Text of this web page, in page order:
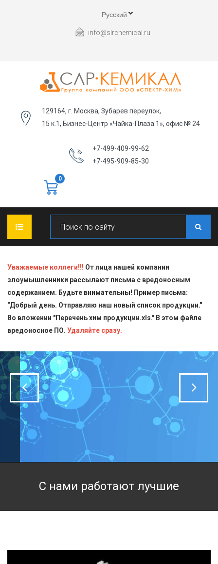
Русский
info@slrchemical.ru
129164, г. Москва, Зубарев переулок,
15 к.1, Бизнес-Центр «Чайка-Плаза 1», офис № 24
+7-499-409-99-62
+7-495-909-85-30
0
О КОМПАНИИ
ПРОДУКЦИЯ
Блескообразующие добавки
Индикаторы
Кислоты
Пищевая химия для производств
Стандарт-титры
Техническая химия
СТАТЬИ
ДОСТАВКА
СЕРТИФИКАТЫ
КОНТАКТЫ
Уважаемые коллеги!!! От лица нашей компании
злоумышленники рассылают письма с вредоносным
содержанием. Будьте внимательны! Пример письма:
"Добрый день. Отправляю наш новый список продукции."
Во вложении "Перечень хим продукции.xls." В этом файле
вредоносное ПО. Удаляйте сразу.
С нами работают лучшие